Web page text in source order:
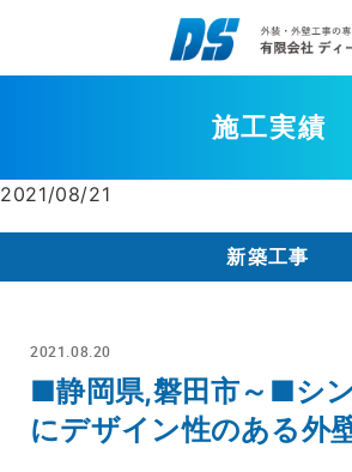
施工実績
2021/08/21
新築工事
2021.08.20
■静岡県,磐田市～■シ
にデザイン性のある外